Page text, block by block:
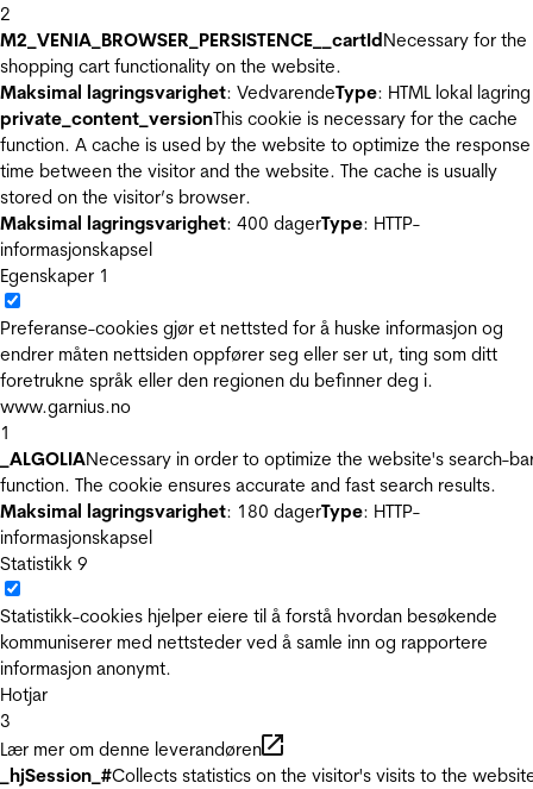
2
M2_VENIA_BROWSER_PERSISTENCE__cartIdNecessary for the
shopping cart functionality on the website.
Maksimal lagringsvarighet: VedvarendeType: HTML lokal lagring
private_content_versionThis cookie is necessary for the cache
function. A cache is used by the website to optimize the response
time between the visitor and the website. The cache is usually
stored on the visitor’s browser.
Maksimal lagringsvarighet: 400 dagerType: HTTP-
informasjonskapsel
Egenskaper 1
Preferanse-cookies gjør et nettsted for å huske informasjon og
endrer måten nettsiden oppfører seg eller ser ut, ting som ditt
foretrukne språk eller den regionen du befinner deg i.
www.garnius.no
1
_ALGOLIANecessary in order to optimize the website's search-
function. The cookie ensures accurate and fast search results.
Maksimal lagringsvarighet: 180 dagerType: HTTP-
informasjonskapsel
Statistikk 9
Statistikk-cookies hjelper eiere til å forstå hvordan besøkende
kommuniserer med nettsteder ved å samle inn og rapportere
informasjon anonymt.
Hotjar
3
Lær mer om denne leverandøren
_hjSession_#Collects statistics on the visitor's visits to the